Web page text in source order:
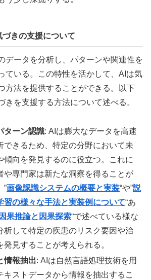
づきの支援について
データを分析し、パターンや関連性を
ている。この特性を活かして、AIは気
方法を提供することができる。以下
きを支援する方法について述べる。
ターン認識: AIは膨大なデータを高速
できるため、特定の分野において未
傾向を発見するのに役立つ。これに
や専門家は新たな洞察を得ることが
”画像認識システムの概要と実装“や”説
習の様々な手法と実装例について“あ
果推論と因果探索“で述べている様な
析して特定の疾患のリスク要因や治
発見することが考えられる。
情報抽出: AIは自然言語処理技術を用
キストデータから情報を抽出するこ